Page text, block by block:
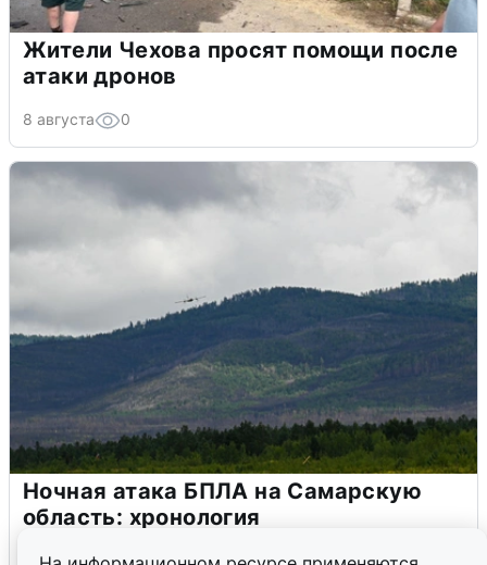
Жители Чехова просят помощи после
атаки дронов
8 августа 0
Ночная атака БПЛА на Самарскую
область: хронология
8 августа 0